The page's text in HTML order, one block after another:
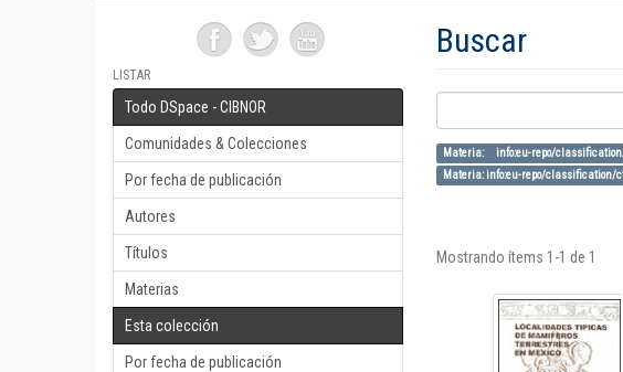
LISTAR
Todo DSpace - CIBNOR
Comunidades & Colecciones
Por fecha de publicación
Autores
Títulos
Materias
Esta colección
Por fecha de publicación
Buscar
Materia: info:eu-repo/
Materia: info:eu-repo/classification/
Mostrando ítems 1-1 de 1